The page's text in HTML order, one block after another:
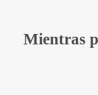
Mientras